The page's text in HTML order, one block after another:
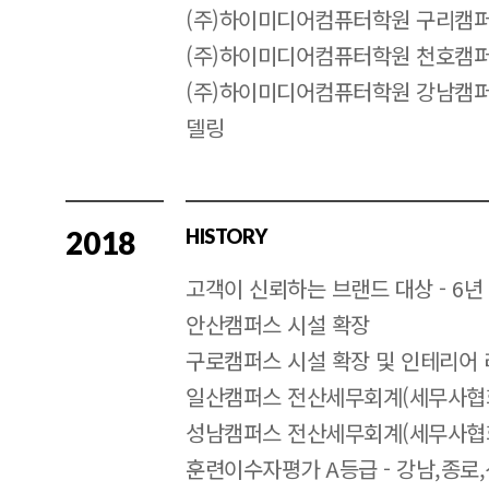
(주)하이미디어컴퓨터학원 구리캠
(주)하이미디어컴퓨터학원 천호캠
(주)하이미디어컴퓨터학원 강남캠
델링
2018 HISTORY
고객이 신뢰하는 브랜드 대상 - 6
안산캠퍼스 시설 확장
구로캠퍼스 시설 확장 및 인테리어
일산캠퍼스 전산세무회계(세무사
성남캠퍼스 전산세무회계(세무사
훈련이수자평가 A등급 - 강남,종